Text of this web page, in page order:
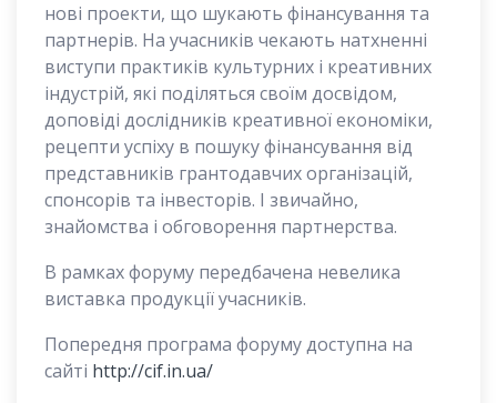
нові проекти, що шукають фінансування та
партнерів. На учасників чекають натхненні
виступи практиків культурних і креативних
індустрій, які поділяться своїм досвідом,
доповіді дослідників креативної економіки,
рецепти успіху в пошуку фінансування від
представників грантодавчих організацій,
спонсорів та інвесторів. І звичайно,
знайомства і обговорення партнерства.
В рамках форуму передбачена невелика
виставка продукції учасників.
Попередня програма форуму доступна на
сайті http://cif.in.ua/